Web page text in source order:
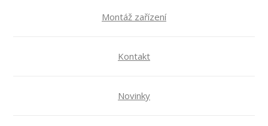
Montáž zařízení
Kontakt
Novinky